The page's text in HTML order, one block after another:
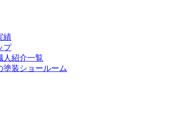
績
プ
人紹介一覧
塗装ショールーム